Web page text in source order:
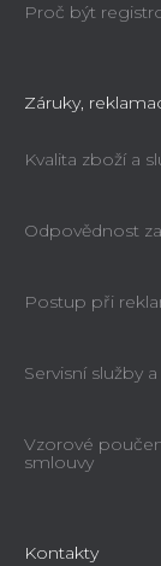
Proč být
Záruky,
Kvalita zboží a
Odpovědnost
Postup při
Servisní služby
Vzorové
smlouvy
Kontakty